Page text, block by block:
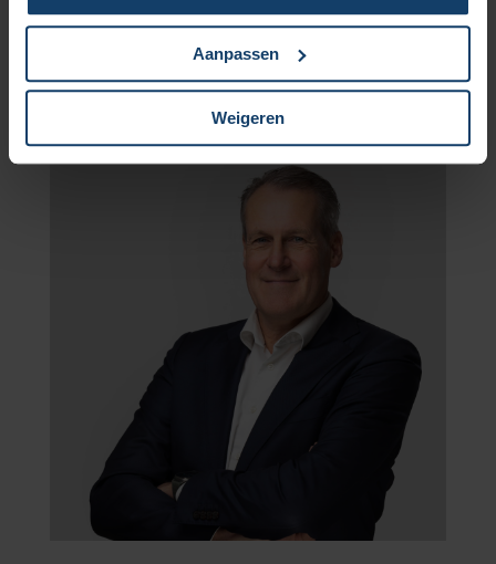
Aanpassen
Weigeren
met de toetreding en kijken uit naar de